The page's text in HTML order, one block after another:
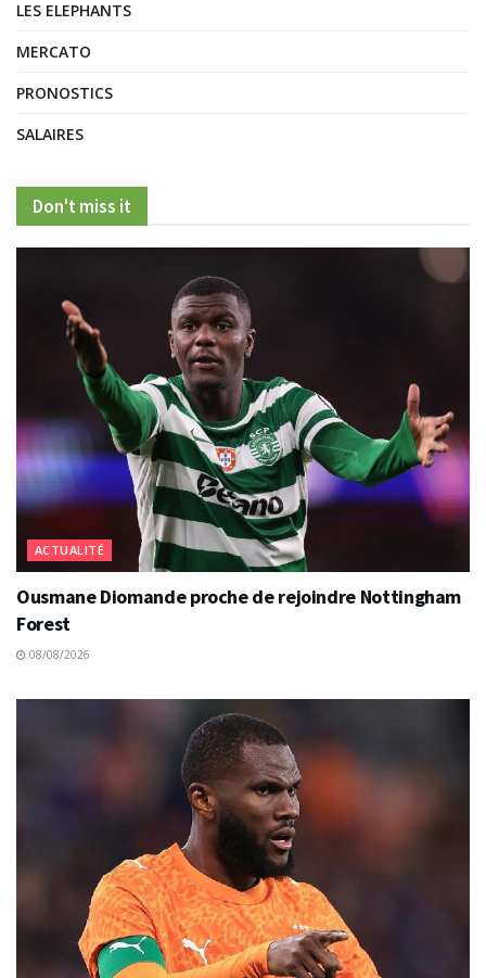
LES ELEPHANTS
MERCATO
PRONOSTICS
SALAIRES
Don't miss it
ACTUALITÉ
Ousmane Diomande proche de rejoindre Nottingham
Forest
08/08/2026